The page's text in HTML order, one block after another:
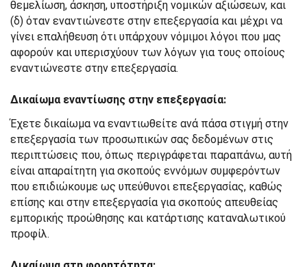
θεμελίωση, άσκηση, υποστήριξη νομικών αξιώσεων, και
(δ) όταν εναντιώνεστε στην επεξεργασία και μέχρι να
γίνει επαλήθευση ότι υπάρχουν νόμιμοι λόγοι που μας
αφορούν και υπερισχύουν των λόγων για τους οποίους
εναντιώνεστε στην επεξεργασία.
Δικαίωμα εναντίωσης στην επεξεργασία:
Έχετε δικαίωμα να εναντιωθείτε ανά πάσα στιγμή στην
επεξεργασία των προσωπικών σας δεδομένων στις
περιπτώσεις που, όπως περιγράφεται παραπάνω, αυτή
είναι απαραίτητη για σκοπούς εννόμων συμφερόντων
που επιδιώκουμε ως υπεύθυνοι επεξεργασίας, καθώς
επίσης και στην επεξεργασία για σκοπούς απευθείας
εμπορικής προώθησης και κατάρτισης καταναλωτικού
προφίλ.